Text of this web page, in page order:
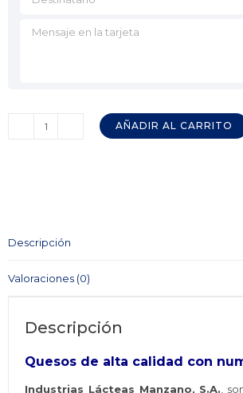
gr.
AÑADIR AL CARRITO
Descripción
Valoraciones (0)
Descripción
Quesos de alta calidad con
Industrias Lácteas Manzano, S.A.,